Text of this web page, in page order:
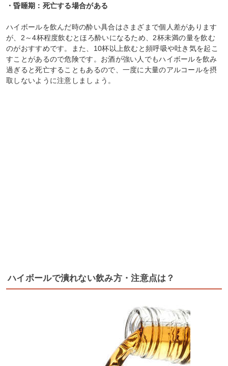
・昏睡期：死亡する場合がある
ハイボールを飲んだ時の酔い具合はさまざまで個人差があります
が、2～4杯程度飲むとほろ酔いになるため、2杯未満の量を飲む
のがおすすめです。また、10杯以上飲むと頻呼吸や吐き気を起こ
すことがあるので危険です。お酒が強い人でもハイボールを飲み
過ぎると死亡することもあるので、一度に大量のアルコールを摂
取しないように注意しましょう。
ハイボールで潰れない飲み方・注意点は？